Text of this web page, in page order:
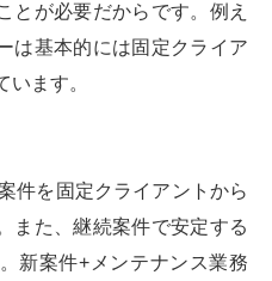
とが必要だからです。例え
は基本的には固定クライア
ます。
件を固定クライアントから
また、継続案件で安定する
新案件+メンテナンス業務